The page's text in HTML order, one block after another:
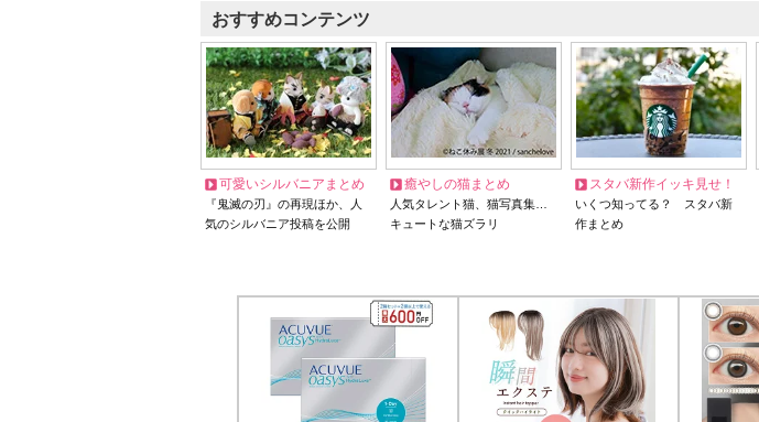
おすすめコンテンツ
可愛いシルバニアまとめ
『鬼滅の刃』の再現ほか、人
気のシルバニア投稿を公開
癒やしの猫まとめ
人気タレント猫、猫写真集…
キュートな猫ズラリ
スタバ新作イッキ見せ！
いくつ知ってる？ スタバ新
作まとめ